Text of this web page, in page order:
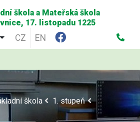
škola a Mateřská škola
17. listopadu 1225
CZ EN
škola
1. stupeň